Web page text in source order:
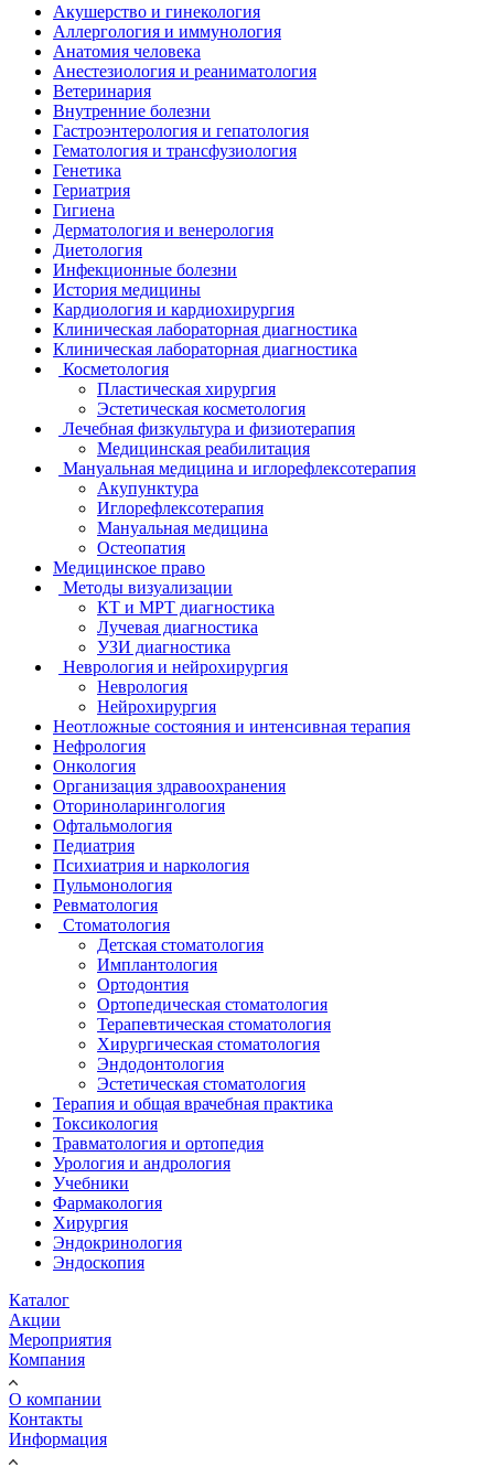
Акушерство и гинекология
Аллергология и иммунология
Анатомия человека
Анестезиология и реаниматология
Ветеринария
Внутренние болезни
Гастроэнтерология и гепатология
Гематология и трансфузиология
Генетика
Гериатрия
Гигиена
Дерматология и венерология
Диетология
Инфекционные болезни
История медицины
Кардиология и кардиохирургия
Клиническая лабораторная диагностика
Клиническая лабораторная диагностика
Косметология
Пластическая хирургия
Эстетическая косметология
Лечебная физкультура и физиотерапия
Медицинская реабилитация
Мануальная медицина и иглорефлексотерапия
Акупунктура
Иглорефлексотерапия
Мануальная медицина
Остеопатия
Медицинское право
Методы визуализации
КТ и МРТ диагностика
Лучевая диагностика
УЗИ диагностика
Неврология и нейрохирургия
Неврология
Нейрохирургия
Неотложные состояния и интенсивная терапия
Нефрология
Онкология
Организация здравоохранения
Оториноларингология
Офтальмология
Педиатрия
Психиатрия и наркология
Пульмонология
Ревматология
Стоматология
Детская стоматология
Имплантология
Ортодонтия
Ортопедическая стоматология
Терапевтическая стоматология
Хирургическая стоматология
Эндодонтология
Эстетическая стоматология
Терапия и общая врачебная практика
Токсикология
Травматология и ортопедия
Урология и андрология
Учебники
Фармакология
Хирургия
Эндокринология
Эндоскопия
Каталог
Акции
Мероприятия
Компания
О компании
Контакты
Информация